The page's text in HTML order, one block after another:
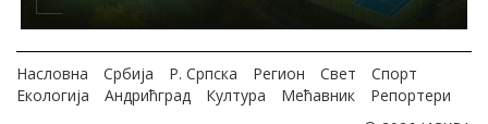
Насловна Србија Р. Српска Регион Свет
Спорт
Екологија
Андрићград Култура Мећавник
Репортери